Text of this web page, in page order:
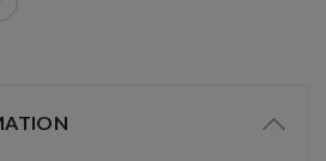
Visa/